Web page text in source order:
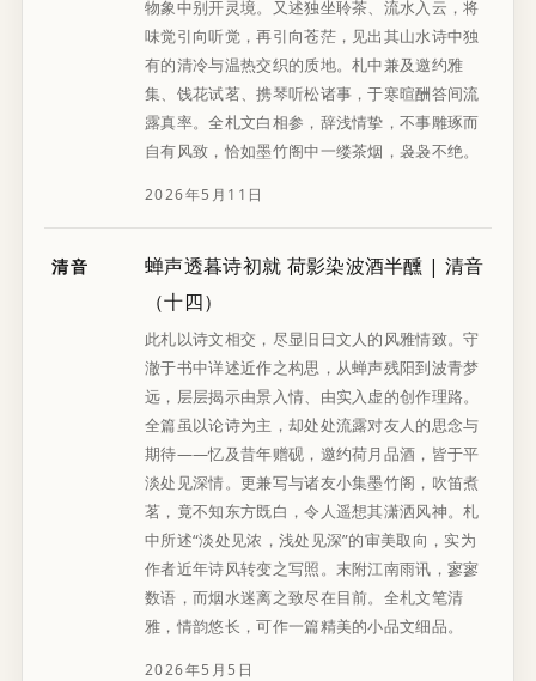
物象中别开灵境。又述独坐聆茶、流水入云，将
味觉引向听觉，再引向苍茫，见出其山水诗中独
有的清冷与温热交织的质地。札中兼及邀约雅
集、饯花试茗、携琴听松诸事，于寒暄酬答间流
露真率。全札文白相参，辞浅情挚，不事雕琢而
自有风致，恰如墨竹阁中一缕茶烟，袅袅不绝。
2026年5月11日
清音
蝉声透暮诗初就 荷影染波酒半醺 | 清音
（十四）
此札以诗文相交，尽显旧日文人的风雅情致。守
澈于书中详述近作之构思，从蝉声残阳到波青梦
远，层层揭示由景入情、由实入虚的创作理路。
全篇虽以论诗为主，却处处流露对友人的思念与
期待——忆及昔年赠砚，邀约荷月品酒，皆于平
淡处见深情。更兼写与诸友小集墨竹阁，吹笛煮
茗，竟不知东方既白，令人遥想其潇洒风神。札
中所述“淡处见浓，浅处见深”的审美取向，实为
作者近年诗风转变之写照。末附江南雨讯，寥寥
数语，而烟水迷离之致尽在目前。全札文笔清
雅，情韵悠长，可作一篇精美的小品文细品。
2026年5月5日